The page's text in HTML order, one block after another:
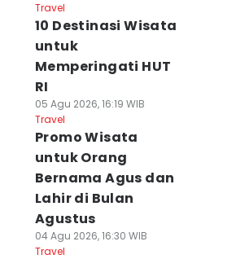
Travel
10 Destinasi Wisata
untuk
Memperingati HUT
RI
05 Agu 2026, 16:19 WIB
Travel
Promo Wisata
untuk Orang
Bernama Agus dan
Lahir di Bulan
Agustus
04 Agu 2026, 16:30 WIB
Travel